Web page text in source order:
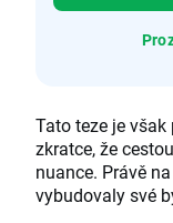
Tato teze je
zkratce, že
nuance. Právě
vybudovaly své